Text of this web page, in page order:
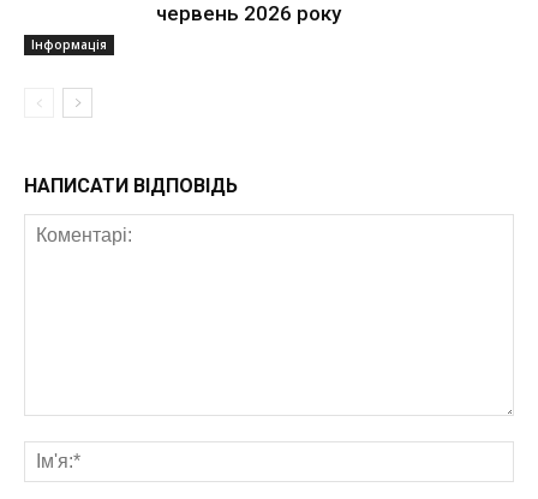
Інформація
червень 2026 року
НАПИСАТИ ВІДПОВІДЬ